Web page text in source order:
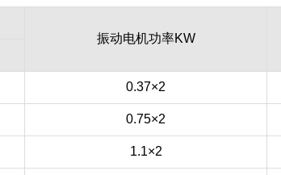
振动电机功率KW
0.37×2
0.75×2
1.1×2